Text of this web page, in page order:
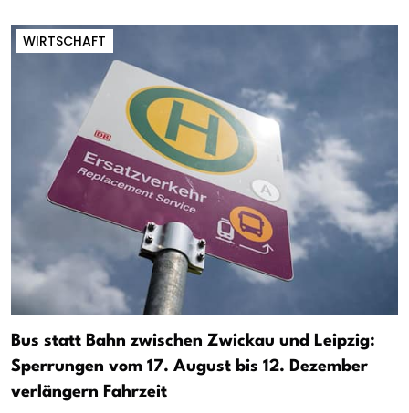
WIRTSCHAFT
Bus statt Bahn zwischen Zwickau und Leipzig:
Sperrungen vom 17. August bis 12. Dezember
verlängern Fahrzeit